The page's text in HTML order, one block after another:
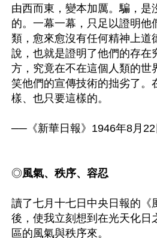
由西而東，變本加厲。騙，是
的。一幕一幕，只足以證明他
類，愈來愈沒有任何精神上道
說，也就是證明了他們的存在
方，究竟在不在這個人類的世
笑他們的宣傳技術的拙劣了。
樣、也只要這樣的。
──《新華日報》1946年8月22
◎風氣、秩序、容忍
讀了七月十七日中央日報的《
後，使我立刻想到在光天化日
區的風氣與秩序來。